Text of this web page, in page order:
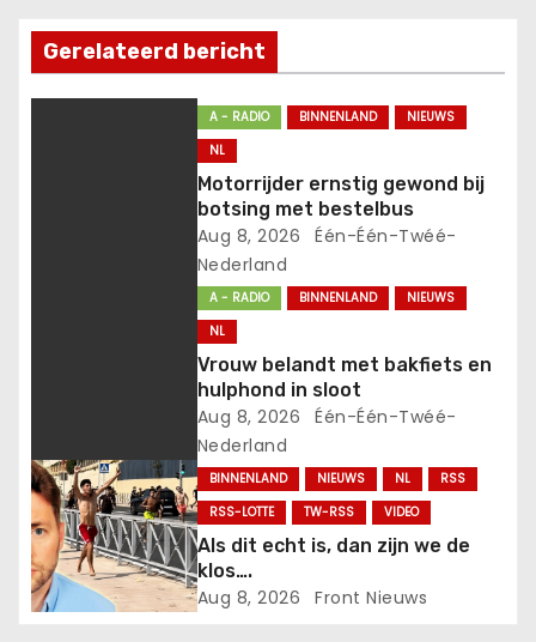
n
a
Gerelateerd bericht
A - RADIO BINNENLAND
NIEUWS
NL
Motorrijder ernstig gewond bij
botsing met bestelbus
Aug 8, 2026
Één-Één-Twéé-
Nederland
A - RADIO BINNENLAND
NIEUWS
NL
Vrouw belandt met bakfiets en
hulphond in sloot
Aug 8, 2026
Één-Één-Twéé-
Nederland
BINNENLAND NIEUWS NL
RSS
RSS-LOTTE
TW-RSS VIDEO
Als dit echt is, dan zijn we de
klos….
Aug 8, 2026 Front Nieuws